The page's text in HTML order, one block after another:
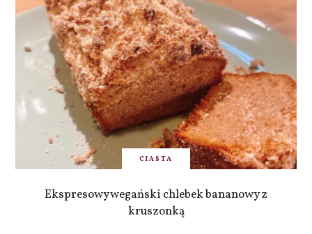
CIASTA
Ekspresowy wegański chlebek bananowy z
kruszonką